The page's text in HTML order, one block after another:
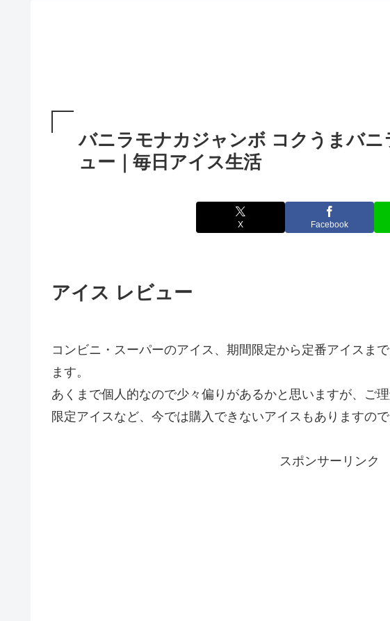
バニラモナカジャンボ コクうまバニ
ュー｜毎日アイス生活
X Facebook
アイス レビュー
コンビニ・スーパーのアイス、期間限定から定番アイスま
ます。
あくまで個人的なので少々偏りがあるかと思いますが、ご理
限定アイスなど、今では購入できないアイスもありますので
スポンサーリンク